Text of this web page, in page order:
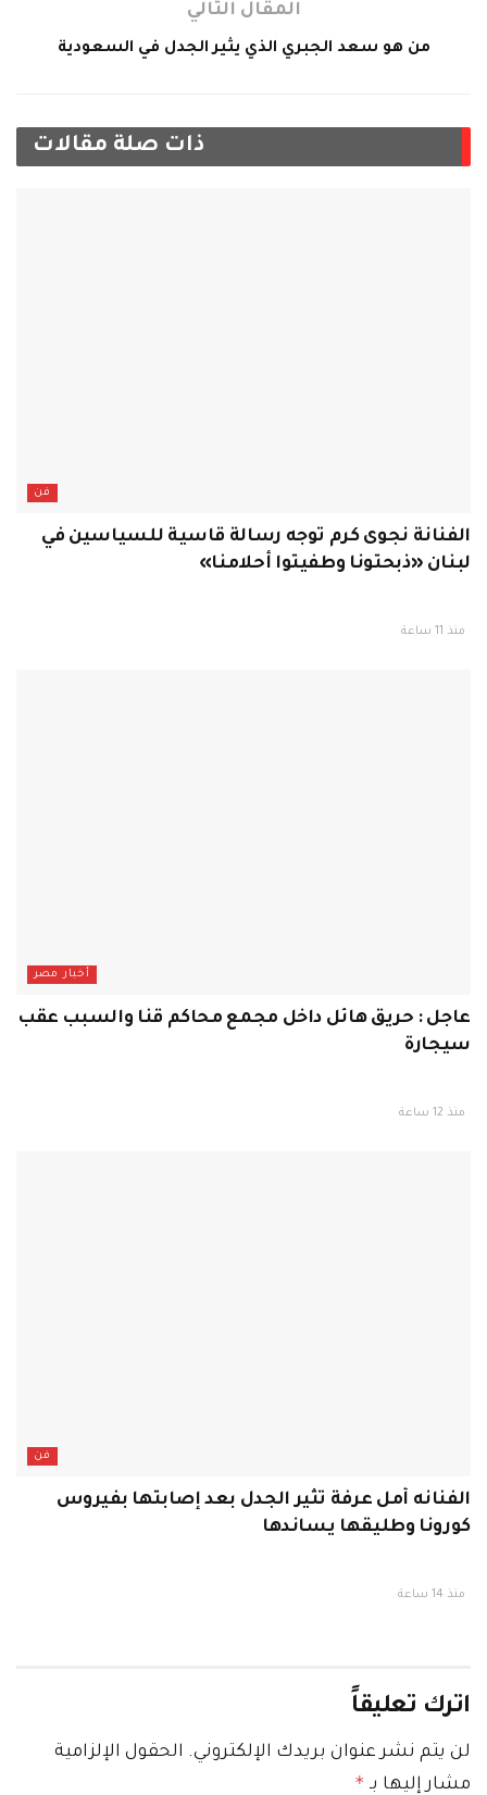
المقال التالي
من هو سعد الجبري الذي يثير الجدل في السعودية
ذات صلة مقالات
فن
الفنانة نجوى كرم توجه رسالة قاسية للسياسين في
لبنان «ذبحتونا وطفيتوا أحلامنا»
منذ 11 ساعة
أخبار مصر
عاجل : حريق هائل داخل مجمع محاكم قنا والسبب عقب
سيجارة
منذ 12 ساعة
فن
الفنانه أمل عرفة تثير الجدل بعد إصابتها بفيروس
كورونا وطليقها يساندها
منذ 14 ساعة
اترك تعليقاً
لن يتم نشر عنوان بريدك الإلكتروني. الحقول الإلزامية
مشار إليها بـ *